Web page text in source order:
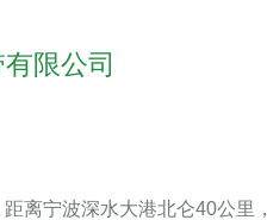
限公司
离宁波深水大港北仑40公里